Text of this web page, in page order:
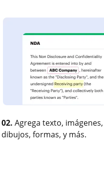
02. Agrega texto, imágenes,
dibujos, formas, y más.